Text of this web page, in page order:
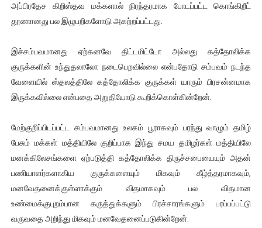
அப்பிரதேச கிறிஸ்தவ மக்களால் நிரந்தரமாக போடப்பட்ட கொங்கிறீட்
தூணானது பல இழுபறிகளோடு அகற்றப்பட்டது.
இச்சம்பவமானது ஏற்கனவே திட்டமிட்டோ அல்லது கத்தோலிக்க
குருக்களின் உந்துதலாலோ நடைபெறவில்லை என்பதோடு சம்பவம் நடந்த
வேளையில் ஸ்தலத்திலே கத்தோலிக்க குருக்கள் யாரும் பிரசன்னமாக
இருக்கவில்லை என்பதை அறுதியோடு கூறிக்கொள்கின்றேன்.
மேற்குறிப்பிடப்பட்ட சம்பவமானது உலகம் பூராகவும் பரந்து வாழும் தமிழ்
பேசும் மக்கள் மத்தியிலே குறிப்பாக இந்து சமய தமிழர்கள் மத்தியிலே
மனக்கிலேசங்களை ஏற்படுத்தி கத்தோலிக்க திருச்சபையையும் அதன்
பணியாளர்களாகிய குருக்களையும் மிகவும் கீழ்த்தரமாகவும்,
மனவேதனைக்குள்ளாக்கும் விதமாகவும் பல விதமான
உண்மைக்குபுறம்பான கருத்துக்களும் பிரச்சாரங்களும் பரப்பப்பட்டு
வருவதை அறிந்து மிகவும் மனவேதனைப்படுகின்றேன்.